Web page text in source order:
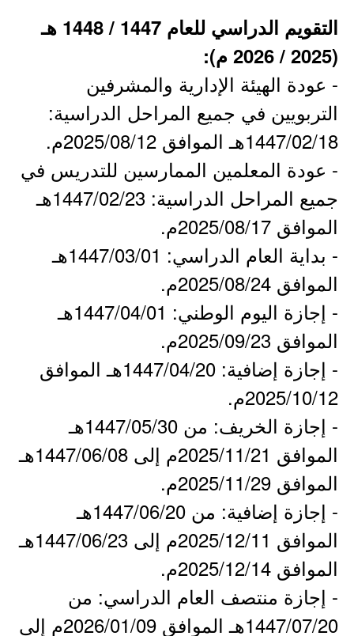
التقويم الدراسي للعام 1447 / 1448 هـ
(2025 / 2026 م):
- عودة الهيئة الإدارية والمشرفين
التربويين في جميع المراحل الدراسية:
1447/02/18هـ الموافق 2025/08/12م.
- عودة المعلمين الممارسين للتدريس في
جميع المراحل الدراسية: 1447/02/23هـ
الموافق 2025/08/17م.
- بداية العام الدراسي: 1447/03/01هـ
الموافق 2025/08/24م.
- إجازة اليوم الوطني: 1447/04/01هـ
الموافق 2025/09/23م.
- إجازة إضافية: 1447/04/20هـ الموافق
2025/10/12م.
- إجازة الخريف: من 1447/05/30هـ
الموافق 2025/11/21م إلى 1447/06/08هـ
الموافق 2025/11/29م.
- إجازة إضافية: من 1447/06/20هـ
الموافق 2025/12/11م إلى 1447/06/23هـ
الموافق 2025/12/14م.
- إجازة منتصف العام الدراسي: من
1447/07/20هـ الموافق 2026/01/09م إلى